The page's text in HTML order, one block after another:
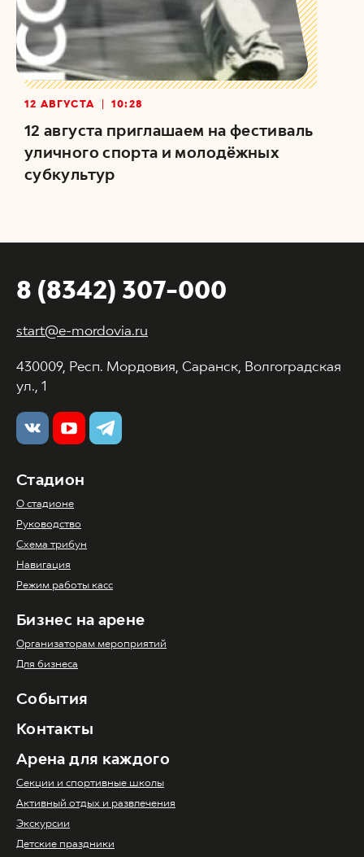
12 АВГУСТА 10:28
12 августа приглашаем на фестиваль
уличного спорта и молодёжных
субкультур
8 (8342) 307-000
start@e-mordovia.ru
430009, Респ. Мордовия, Саранск, Волгоградская
ул., 1
Стадион
О стадионе
Руководство
Схема трибун
Навигация
Режим работы касс
Бизнес на арене
Организаторам мероприятий
Для бизнеса
События
Контакты
Арена для каждого
Секции и спортивные школы
Активный отдых и развлечения
Экскурсии
Детские праздники